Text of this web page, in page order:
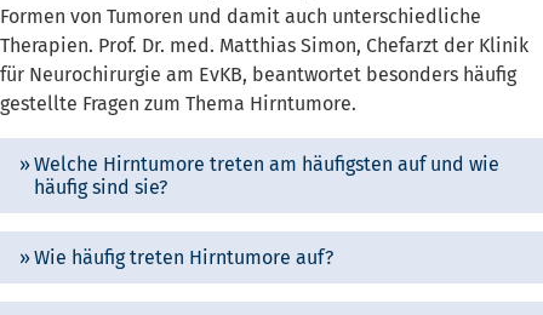
Formen von Tumoren und damit auch unterschiedliche
Therapien. Prof. Dr. med. Matthias Simon, Chefarzt der Klinik
für Neurochirurgie am EvKB, beantwortet besonders häufig
gestellte Fragen zum Thema Hirntumore.
Welche Hirntumore treten am häufigsten auf und wie
häufig sind sie?
Wie häufig treten Hirntumore auf?